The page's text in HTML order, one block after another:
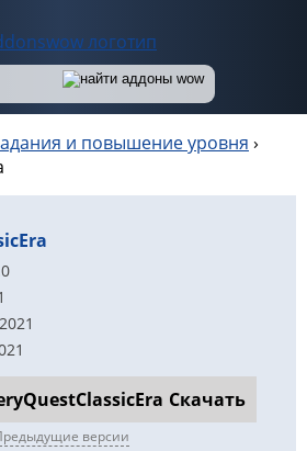
и повышение уровня ›
Скачать
версии